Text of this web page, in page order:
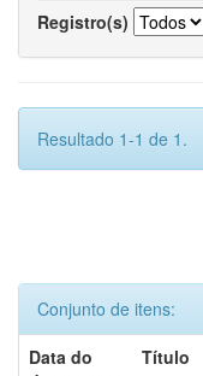
Registro(s)
Resultado 1-1 de 1.
Conjunto de itens:
Data do
Título